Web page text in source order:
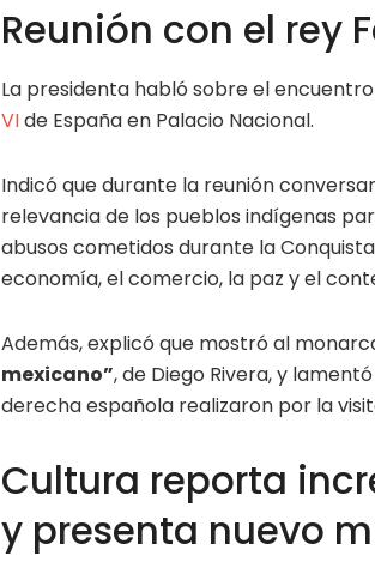
Reunión con el rey
La presidenta habló sobre el
VIde España en Palacio Nacional.
Indicó que durante la reunión
relevancia de los pueblos indígenas
abusos cometidos durante la
economía, el comercio, la paz y el
Además, explicó que mostró al
mexicano”, de Diego Rivera, y
derecha española realizaron por la
Cultura reporta
y presenta nuevo